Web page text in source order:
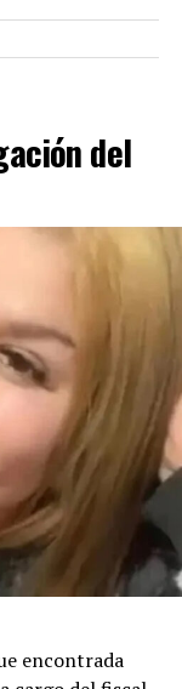
del
encontrada